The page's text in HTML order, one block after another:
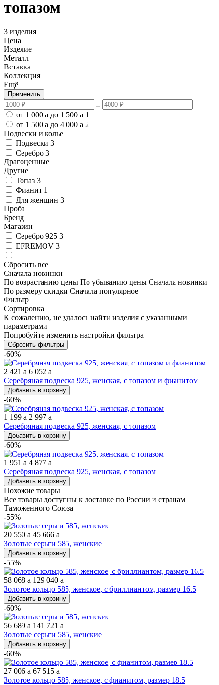
топазом
3 изделия
Цена
Изделие
Металл
Вставка
Коллекция
Ещё
Применить
от 1 000 a до 1 500 a 1
от 1 500 a до 4 000 a 2
Подвески и колье
Подвески 3
Серебро 3
Драгоценные
Другие
Топаз 3
Фианит 1
Для женщин 3
Проба
Бренд
Магазин
Серебро 925 3
EFREMOV 3
Сбросить все
Сначала новинки
По возрастанию цены По убыванию цены Сначала новинки
По размеру скидки Сначала популярное
Фильтр
Сортировка
К сожалению, не удалось найти изделия с указанными
параметрами
Попробуйте изменить настройки фильтра
Сбросить фильтры
-60%
2 421 a 6 052 a
Серебряная подвеска 925, женская, с топазом и фианитом
Добавить в корзину
-60%
1 199 a 2 997 a
Серебряная подвеска 925, женская, с топазом
Добавить в корзину
-60%
1 951 a 4 877 a
Серебряная подвеска 925, женская, с топазом
Добавить в корзину
Похожие товары
Все товары доступны к доставке по России и странам
Таможенного Союза
-55%
20 550 a 45 666 a
Золотые серьги 585, женские
Добавить в корзину
-55%
58 068 a 129 040 a
Золотое кольцо 585, женское, с бриллиантом, размер 16.5
Добавить в корзину
-60%
56 689 a 141 721 a
Золотые серьги 585, женские
Добавить в корзину
-60%
27 006 a 67 515 a
Золотое кольцо 585, женское, с фианитом, размер 18.5